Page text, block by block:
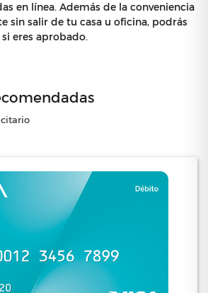
en línea. Además de la conveniencia
sin salir de tu casa u oficina, podrás
eres aprobado.